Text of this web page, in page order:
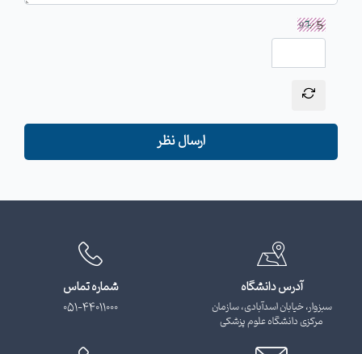
ارسال نظر
آدرس دانشگاه
سبزوار، خیابان اسدآبادی، سازمان
مرکزی دانشگاه علوم پزشکی
شماره تماس
051-44011000